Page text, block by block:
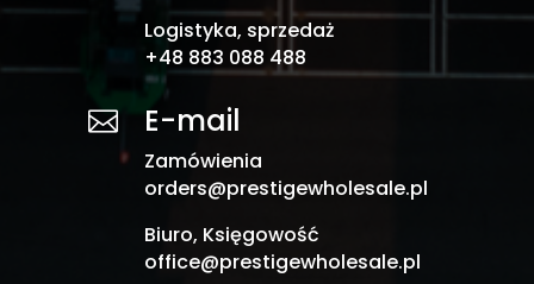
Logistyka, sprzedaż
+48 883 088 488
 E-mail
Zamówienia
orders@prestigewholesale.pl
Biuro, Księgowość
office@prestigewholesale.pl